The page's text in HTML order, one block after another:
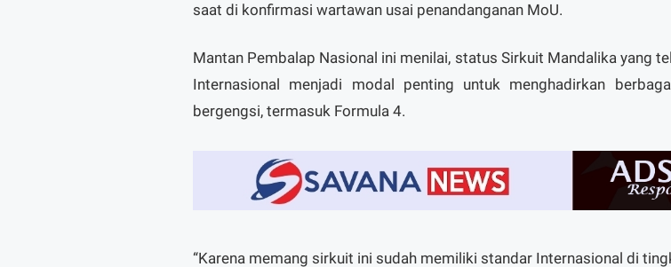
saat di konfirmasi wartawan usai penandanganan MoU.
Mantan Pembalap Nasional ini menilai, status Sirkuit Mandalika yang
Internasional menjadi modal penting untuk menghadirkan
bergengsi, termasuk Formula 4.
“Karena memang sirkuit ini sudah memiliki standar Internasional di